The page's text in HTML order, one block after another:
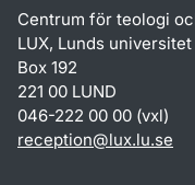
Centrum för teologi
LUX, Lunds universitet
Box 192
221 00 LUND
046-222 00 00 (vxl)
reception@lux.lu.se